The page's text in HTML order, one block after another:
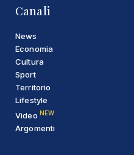
Canali
News
Economia
Cultura
Sport
Territorio
Lifestyle
Video NEW
Argomenti